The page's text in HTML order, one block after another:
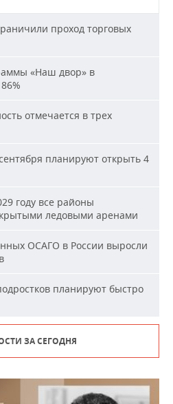
проход торговых
«Наш двор» в
отмечается в трех
планируют открыть 4
году все районы
ледовыми аренами
ОСАГО в России выросли
планируют быстро
ЗА СЕГОДНЯ